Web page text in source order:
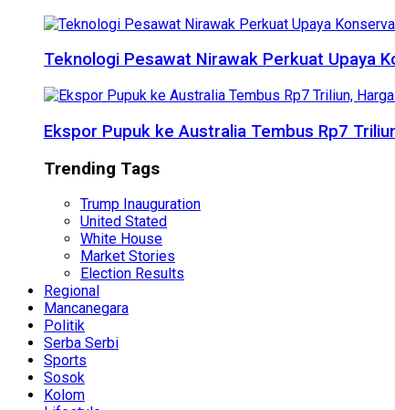
Teknologi Pesawat Nirawak Perkuat Upaya
Ekspor Pupuk ke Australia Tembus Rp7
Trending Tags
Trump Inauguration
United Stated
White House
Market Stories
Election Results
Regional
Mancanegara
Politik
Serba Serbi
Sports
Sosok
Kolom